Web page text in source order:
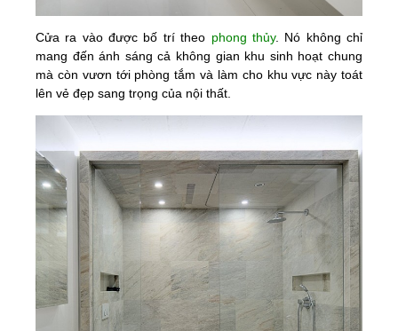
Cửa ra vào được bố trí theo phong thủy. Nó không chỉ
mang đến ánh sáng cả không gian khu sinh hoạt chung
mà còn vươn tới phòng tắm và làm cho khu vực này toát
lên vẻ đẹp sang trọng của nội thất.